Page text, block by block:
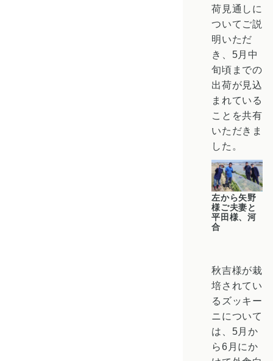
荷見通しに
ついてご説
明いただ
き、5月中
旬頃までの
出荷が見込
まれている
ことを共有
いただきま
した。
左から矢野
様ご夫妻と
平田様、河
合
秋吉様が栽
培されてい
るズッキー
ニについて
は、5月か
ら6月にか